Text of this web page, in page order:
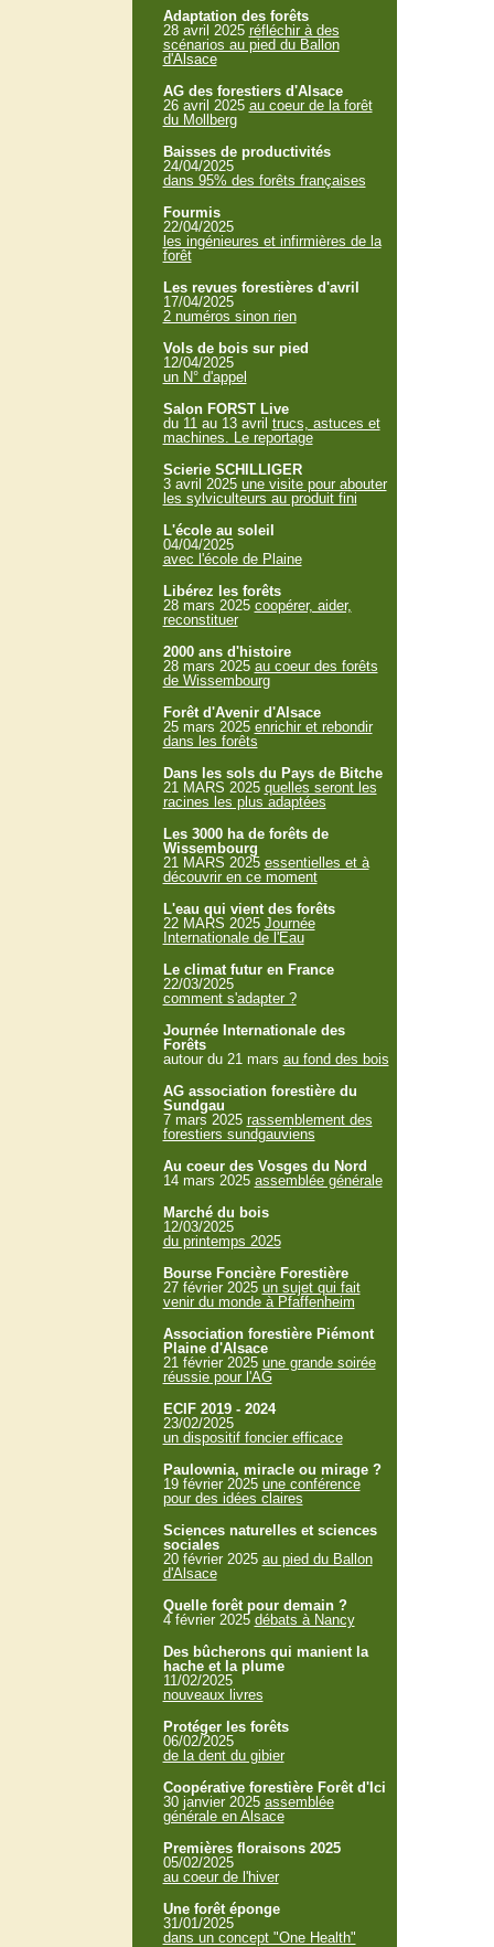
Adaptation des forêts
28 avril 2025 réfléchir à des
scénarios au pied du Ballon
d'Alsace
AG des forestiers d'Alsace
26 avril 2025 au coeur de la forêt
du Mollberg
Baisses de productivités
24/04/2025
dans 95% des forêts françaises
Fourmis
22/04/2025
les ingénieures et infirmières de la
forêt
Les revues forestières d'avril
17/04/2025
2 numéros sinon rien
Vols de bois sur pied
12/04/2025
un N° d'appel
Salon FORST Live
du 11 au 13 avril trucs, astuces et
machines. Le reportage
Scierie SCHILLIGER
3 avril 2025 une visite pour abouter
les sylviculteurs au produit fini
L'école au soleil
04/04/2025
avec l'école de Plaine
Libérez les forêts
28 mars 2025 coopérer, aider,
reconstituer
2000 ans d'histoire
28 mars 2025 au coeur des forêts
de Wissembourg
Forêt d'Avenir d'Alsace
25 mars 2025 enrichir et rebondir
dans les forêts
Dans les sols du Pays de Bitche
21 MARS 2025 quelles seront les
racines les plus adaptées
Les 3000 ha de forêts de
Wissembourg
21 MARS 2025 essentielles et à
découvrir en ce moment
L'eau qui vient des forêts
22 MARS 2025 Journée
Internationale de l'Eau
Le climat futur en France
22/03/2025
comment s'adapter ?
Journée Internationale des
Forêts
autour du 21 mars au fond des bois
AG association forestière du
Sundgau
7 mars 2025 rassemblement des
forestiers sundgauviens
Au coeur des Vosges du Nord
14 mars 2025 assemblée générale
Marché du bois
12/03/2025
du printemps 2025
Bourse Foncière Forestière
27 février 2025 un sujet qui fait
venir du monde à Pfaffenheim
Association forestière Piémont
Plaine d'Alsace
21 février 2025 une grande soirée
réussie pour l'AG
ECIF 2019 - 2024
23/02/2025
un dispositif foncier efficace
Paulownia, miracle ou mirage ?
19 février 2025 une conférence
pour des idées claires
Sciences naturelles et sciences
sociales
20 février 2025 au pied du Ballon
d'Alsace
Quelle forêt pour demain ?
4 février 2025 débats à Nancy
Des bûcherons qui manient la
hache et la plume
11/02/2025
nouveaux livres
Protéger les forêts
06/02/2025
de la dent du gibier
Coopérative forestière Forêt d'Ici
30 janvier 2025 assemblée
générale en Alsace
Premières floraisons 2025
05/02/2025
au coeur de l'hiver
Une forêt éponge
31/01/2025
dans un concept "One Health"